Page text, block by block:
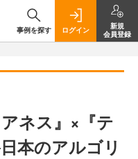
事例を探す ログイン
新規
会員登録
ネス』×『テ
本のアルゴリ